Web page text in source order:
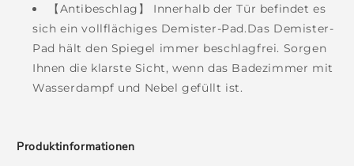
【Antibeschlag】 Innerhalb der Tür befindet es
sich ein vollflächiges Demister-Pad.Das Demister-
Pad hält den Spiegel immer beschlagfrei. Sorgen
Ihnen die klarste Sicht, wenn das Badezimmer mit
Wasserdampf und Nebel gefüllt ist.
Produktinformationen